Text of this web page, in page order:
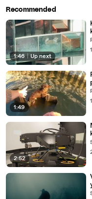
Recommended
1:46 Up next
1:49
2:52